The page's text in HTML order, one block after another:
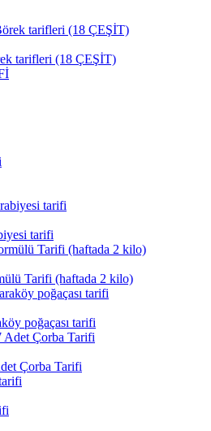
tarifleri (18 ÇEŞİT)
tarifi
Tarifi (haftada 2 kilo)
poğaçası tarifi
Çorba Tarifi